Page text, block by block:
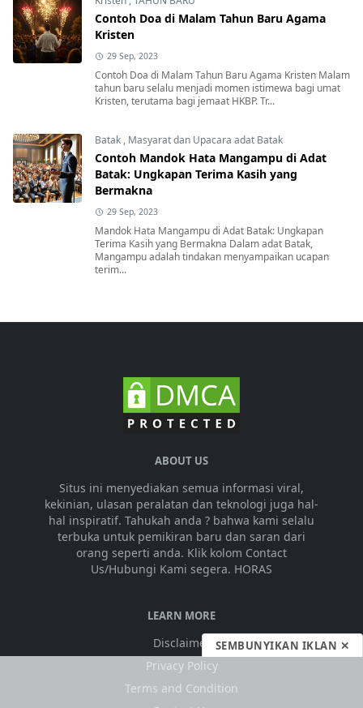
Kristen,TAHUN BARU
Contoh Doa di Malam Tahun Baru Agama
Kristen
29 Sep, 2023
Kristen, terutama bagi jemaat HKBP. Tr...
Batak,Masyarat dan Upacara adat Batak
Contoh Mandok Hata Mangampu di Adat
Batak: Ungkapan Terima Kasih yang
Bermakna
29 Sep, 2023
Mandok Hata Mangampu di Adat Batak: Ungkapan
ABOUT US
Situs ini menyediakan semua informasi viral,
kekinian, ulasan peralatan dan teknologi juga hal-
hal inspiratif. Tahukah anda ? bahwa kami selalu
terbuka untuk pemikiran baru dan saran dari
Us/Hubungi Kami segera. HORAS
LEARN MORE
Disclaimer
Privacy Policy
SEMBUNYIKAN IKLAN ✕